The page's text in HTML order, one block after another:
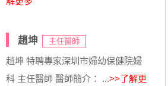
趙坤 主任醫師
趙坤 特聘專家深圳市婦幼保健院婦
科 主任醫師 醫師簡介： ...>>了解更